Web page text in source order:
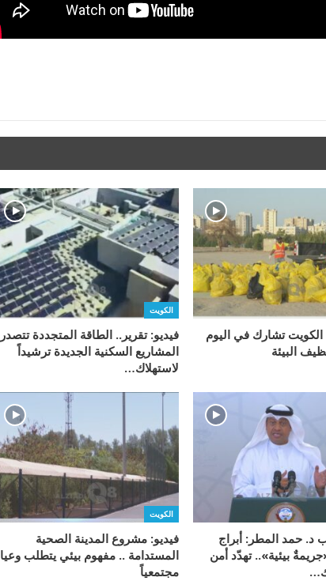
الكويت تشارك في اليوم
البيئة
الكويت
فيديو: تقرير.. الطاقة المتجددة تتصدر
المشاريع السكنية الجديدة ترشيداً
لاستهلاك…
د. حمد المطر: أبراج
بيئية».. تهدّد أمن
الكويت
فيديو: مشروع المدينة الصحية
المستدامة .. مفهوم بيئي يتطلب وعيا
مجتمعياً